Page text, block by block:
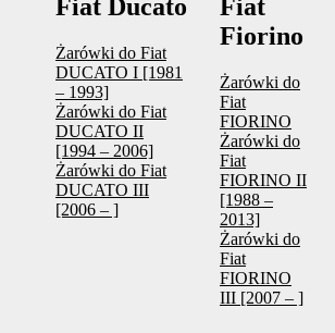
Fiat Ducato
Żarówki do Fiat
DUCATO I [1981
– 1993]
Żarówki do Fiat
DUCATO II
[1994 – 2006]
Żarówki do Fiat
DUCATO III
[2006 – ]
Fiat
Fiorino
Żarówki do
Fiat
FIORINO
Żarówki do
Fiat
FIORINO II
[1988 –
2013]
Żarówki do
Fiat
FIORINO
III [2007 – ]